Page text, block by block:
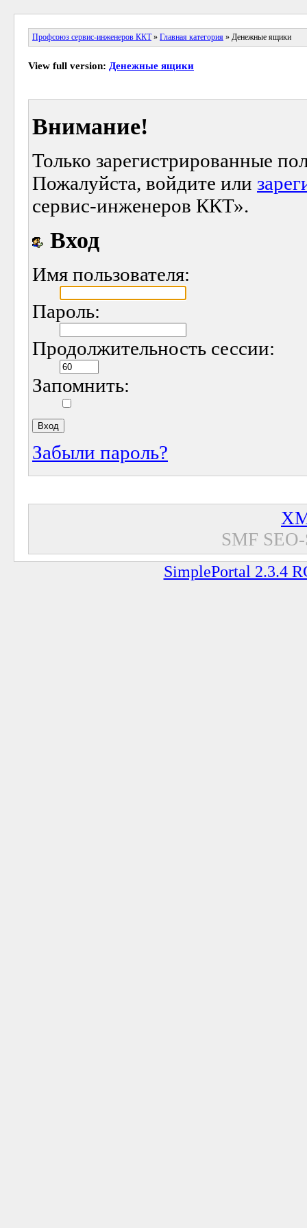
Профсоюз сервис-инженеров ККТ» Главная категория » Денежные ящики
View full version: Денежные ящики
Внимание!
Только зарегистрированные
Пожалуйста, войдите или
сервис-инженеров ККТ».
Вход
Имя пользователя:
Пароль:
Продолжительность сессии:
Запомнить:
Забыли пароль?
SMF
SimplePortal 2.3.4